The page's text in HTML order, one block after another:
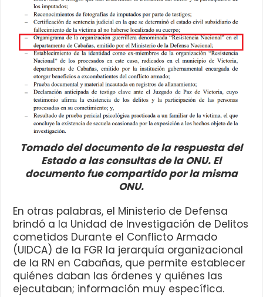
Tomado del documento de la respuesta del
Estado a las consultas de la ONU. El
documento fue compartido por la misma
ONU.
En otras palabras, el Ministerio de Defensa
brindó a la Unidad de Investigación de Delitos
cometidos Durante el Conflicto Armado
(UIDCA) de la FGR la jerarquía organizacional
de la RN en Cabañas, que permite establecer
quiénes daban las órdenes y quiénes las
ejecutaban; información muy específica.